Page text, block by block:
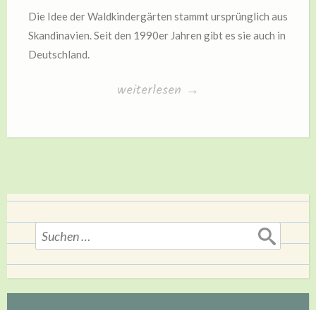
Die Idee der Waldkindergärten stammt ursprünglich aus
Skandinavien. Seit den 1990er Jahren gibt es sie auch in
Deutschland.
„Waldkindergarten“
weiterlesen →
Suchen
nach: